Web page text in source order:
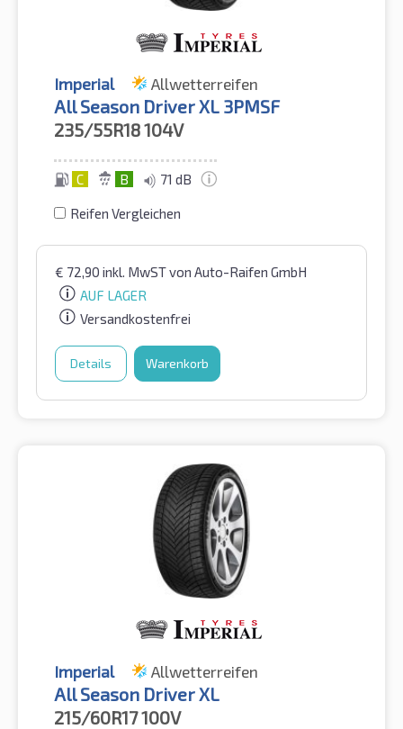
Imperial Allwetterreifen
All Season Driver XL 3PMSF
235/55R18104V
C B 71 dB
Reifen Vergleichen
€ 72,90 inkl. MwSTvon Auto-Raifen GmbH
AUF LAGER
Versandkostenfrei
Details Warenkorb
Imperial Allwetterreifen
All Season Driver XL
215/60R17100V